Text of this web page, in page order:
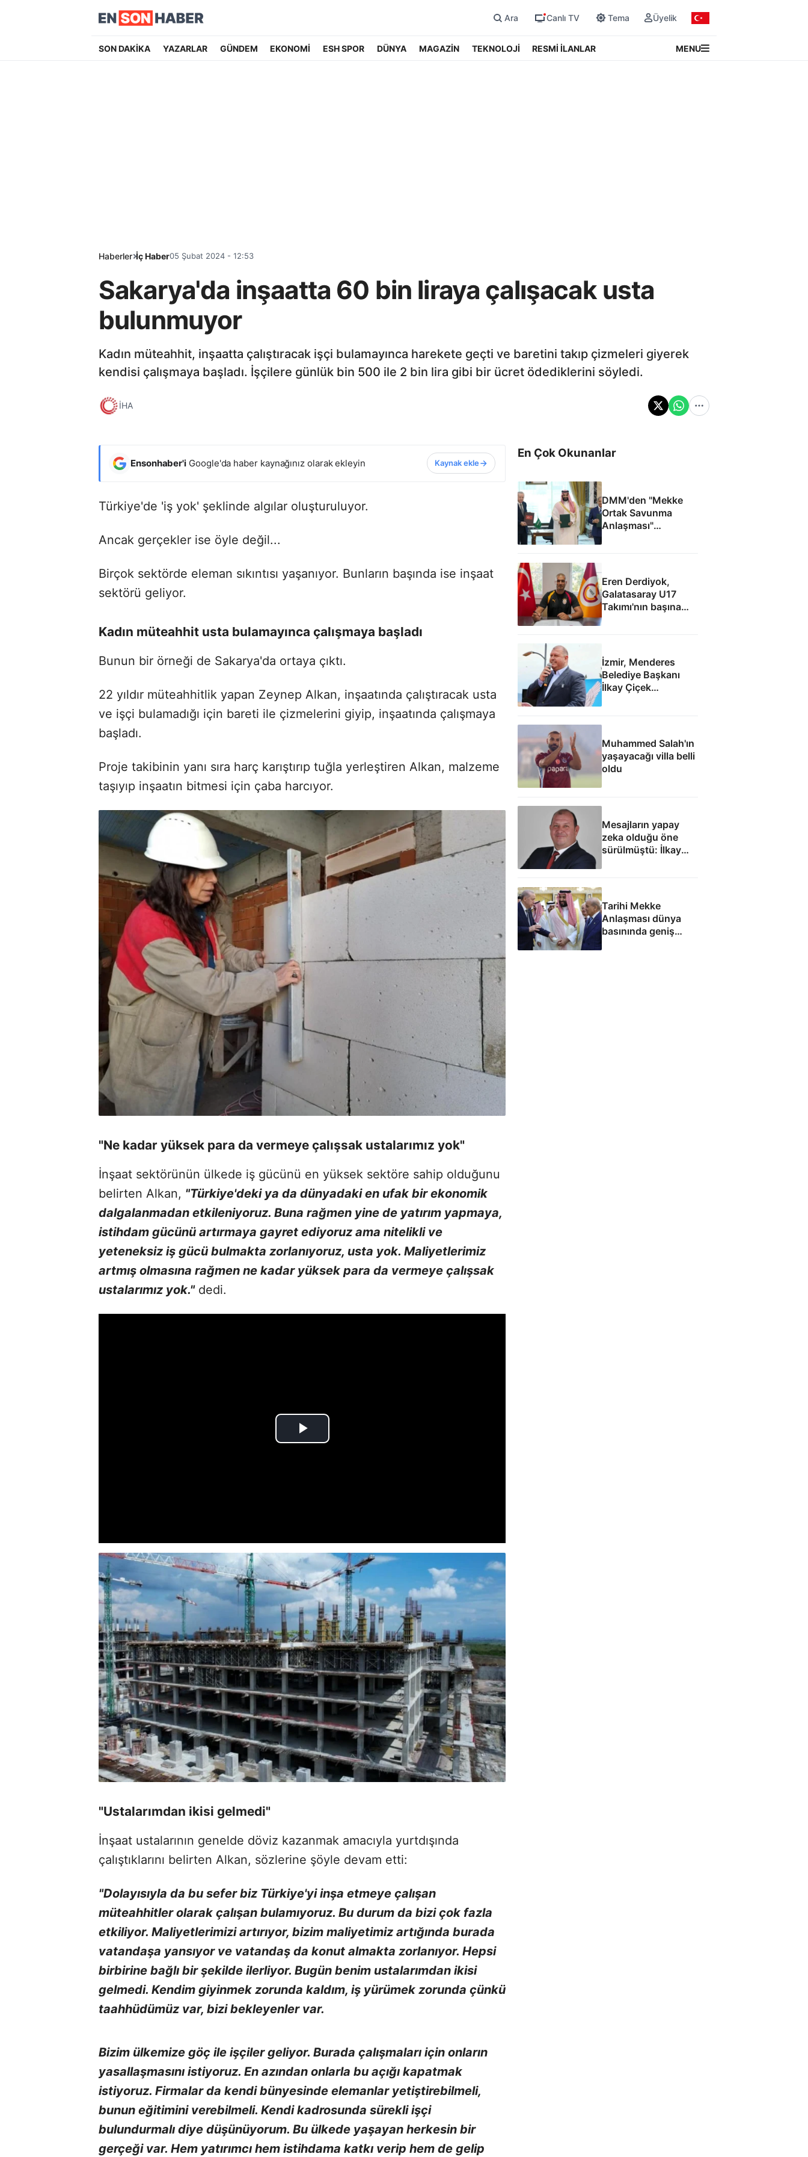
Ara Canlı TV Tema Üyelik
SON DAKİKA YAZARLAR GÜNDEM EKONOMİ ESH SPOR DÜNYA MAGAZİN TEKNOLOJİ RESMİ İLANLAR MENU
Haberler İç Haber05 Şubat 2024 - 12:53
Sakarya'da inşaatta 60 bin liraya çalışacak usta
bulunmuyor
Kadın müteahhit, inşaatta çalıştıracak işçi bulamayınca harekete geçti ve baretini takıp çizmeleri giyerek
kendisi çalışmaya başladı. İşçilere günlük bin 500 ile 2 bin lira gibi bir ücret ödediklerini söyledi.
İHA
Ensonhaber'i Google'da haber kaynağınız olarak ekleyin Kaynak ekle
Türkiye'de 'iş yok' şeklinde algılar oluşturuluyor.
Ancak gerçekler ise öyle değil...
Birçok sektörde eleman sıkıntısı yaşanıyor. Bunların başında ise inşaat
sektörü geliyor.
Kadın müteahhit usta bulamayınca çalışmaya başladı
Bunun bir örneği de Sakarya'da ortaya çıktı.
22 yıldır müteahhitlik yapan Zeynep Alkan, inşaatında çalıştıracak usta
ve işçi bulamadığı için bareti ile çizmelerini giyip, inşaatında çalışmaya
başladı.
Proje takibinin yanı sıra harç karıştırıp tuğla yerleştiren Alkan, malzeme
taşıyıp inşaatın bitmesi için çaba harcıyor.
"Ne kadar yüksek para da vermeye çalışsak ustalarımız yok"
İnşaat sektörünün ülkede iş gücünü en yüksek sektöre sahip olduğunu
belirten Alkan, "Türkiye'deki ya da dünyadaki en ufak bir ekonomik
dalgalanmadan etkileniyoruz. Buna rağmen yine de yatırım yapmaya,
istihdam gücünü artırmaya gayret ediyoruz ama nitelikli ve
yeteneksiz iş gücü bulmakta zorlanıyoruz, usta yok. Maliyetlerimiz
artmış olmasına rağmen ne kadar yüksek para da vermeye çalışsak
ustalarımız yok."dedi.
"Ustalarımdan ikisi gelmedi"
İnşaat ustalarının genelde döviz kazanmak amacıyla yurtdışında
çalıştıklarını belirten Alkan, sözlerine şöyle devam etti:
"Dolayısıyla da bu sefer biz Türkiye'yi inşa etmeye çalışan
müteahhitler olarak çalışan bulamıyoruz. Bu durum da bizi çok fazla
etkiliyor. Maliyetlerimizi artırıyor, bizim maliyetimiz artığında burada
vatandaşa yansıyor ve vatandaş da konut almakta zorlanıyor. Hepsi
birbirine bağlı bir şekilde ilerliyor. Bugün benim ustalarımdan ikisi
gelmedi. Kendim giyinmek zorunda kaldım, iş yürümek zorunda çünkü
taahhüdümüz var, bizi bekleyenler var.
Bizim ülkemize göç ile işçiler geliyor. Burada çalışmaları için onların
yasallaşmasını istiyoruz. En azından onlarla bu açığı kapatmak
istiyoruz. Firmalar da kendi bünyesinde elemanlar yetiştirebilmeli,
bunun eğitimini verebilmeli. Kendi kadrosunda sürekli işçi
bulundurmalı diye düşünüyorum. Bu ülkede yaşayan herkesin bir
gerçeği var. Hem yatırımcı hem istihdama katkı verip hem de gelip
En Çok Okunanlar
DMM'den "Mekke
Ortak Savunma
Anlaşması"
iddialarına yalanlama
Eren Derdiyok,
Galatasaray U17
Takımı'nın başına
geçti
İzmir, Menderes
Belediye Başkanı
İlkay Çiçek
Muhammed Salah'ın
yaşayacağı villa belli
oldu
Mesajların yapay
zeka olduğu öne
sürülmüştü: İlkay
Tarihi Mekke
Anlaşması dünya
basınında geniş
yankı uyandırdı